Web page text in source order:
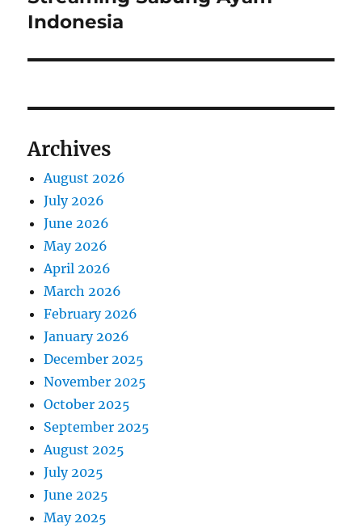
v
a
t
i
o
n
s
p
x
p
s
:
Indonesia
Archives
August 2026
July 2026
June 2026
May 2026
April 2026
March 2026
February 2026
January 2026
December 2025
November 2025
October 2025
September 2025
August 2025
July 2025
June 2025
May 2025